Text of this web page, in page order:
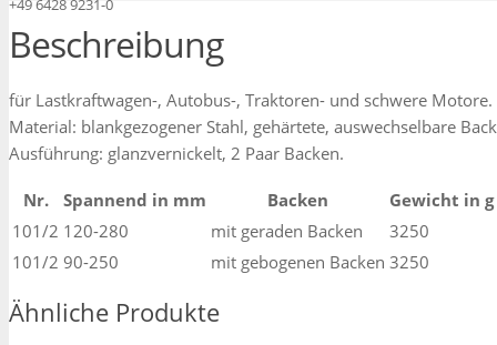
+49 6428 9231-0
Beschreibung
für Lastkraftwagen-, Autobus-, Traktoren- und schwere Motore.
Material: blankgezogener Stahl, gehärtete, auswechselbare
Ausführung: glanzvernickelt, 2 Paar Backen.
Nr. Spannend in mm Backen
Gewicht in g
101/2 120-280 mit geraden Backen
3250
101/2 90-250 mit gebogenen Backen 3250
Ähnliche Produkte